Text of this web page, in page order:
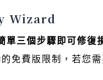
Wizard
單三個步驟即可修復
免費版限制，若您